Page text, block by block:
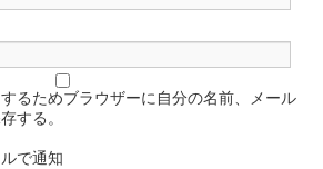
るためブラウザーに自分の名前、メール
する。
で通知